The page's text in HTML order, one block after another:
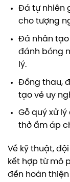
Đá tự nhiên
cho tượng
Đá nhân tạo
đánh bóng
lý.
Đồng thau,
tạo vẻ uy
Gỗ quý xử
thở ấm áp
Về kỹ thuật,
kết hợp từ mô
đến hoàn